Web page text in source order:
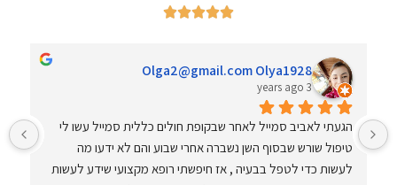





Galit Asamoah
4 years ago
אביב סמייל זאת מרפאת שיניים עם אוירה נעימה ומשפחתית
ונותנים מענה מיידי כשצריך .אני שמחה  שבחרתי באביב סמייל